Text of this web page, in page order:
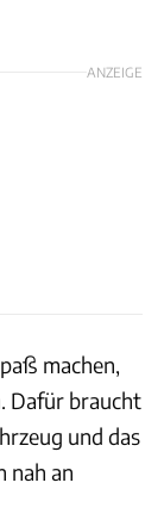
ANZEIGE
machen,
Dafür braucht
und das
nah an